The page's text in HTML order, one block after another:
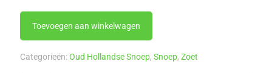
Toevoegen aan winkelwagen
Categorieën:Oud Hollandse Snoep, Snoep, Zoet